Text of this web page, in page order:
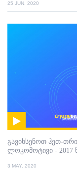
25 JUN. 2020
გავიხსენოთ ჰეთ-
ლოკომოტივი - 2017
3 MAY. 2020